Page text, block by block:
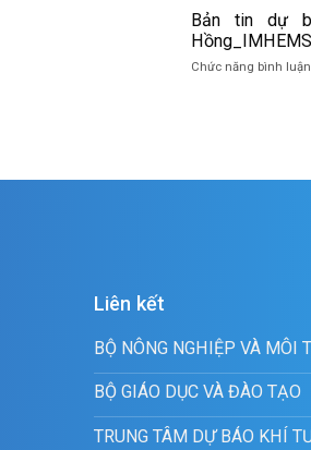
Bản tin dự
Chức năng bình
Liên kết
BỘ NÔNG NGHIỆP VÀ MÔI
BỘ GIÁO DỤC VÀ ĐÀO TẠO
TRUNG TÂM DỰ BÁO KHÍ